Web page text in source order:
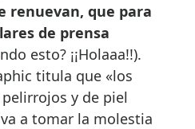
renuevan, que para
de prensa
esto? ¡¡Holaaa!!).
titula que «los
y de piel
a tomar la molestia